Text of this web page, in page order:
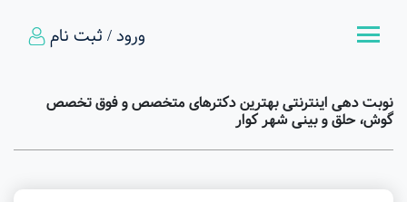
ورود / ثبت نام
نوبت دهی اینترنتی بهترین دکترهای متخصص و فوق تخصص
گوش، حلق و بینی شهر کوار